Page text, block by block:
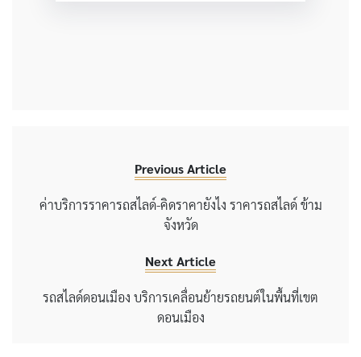
Previous Article
ค่าบริการราคารถสไลด์-คิดราคายังไง ราคารถสไลด์ ข้าม
จังหวัด
Next Article
รถสไลด์ดอนเมือง บริการเคลื่อนย้ายรถยนต์ในพื้นที่เขต
ดอนเมือง